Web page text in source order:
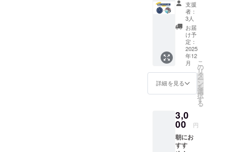
「美園のお
（ろ）」の2
つの宿を運
営していま
す。
角という立
し、旅人と
地域の暮ら
しが緩やか
につながる
ン必
見。気
軽に応
援した
い方に
おすす
めで
す。
【提供
内容】
和歌山
県みそ
街に所
在しま
すCafe
＆
Bar「M
支援
者：
3人
お届
け予
定：
2025
年12
月
詳細を見る
こ
の
リ
タ
ー
ン
を
選
択
す
る
3,0
00 円
朝にお
すす